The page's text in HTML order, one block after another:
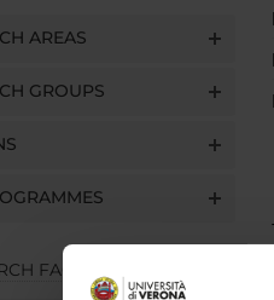
AREAS
GROUPS
FACILITIES